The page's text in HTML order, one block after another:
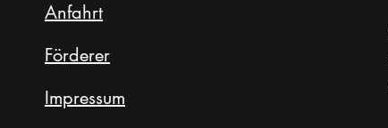
Anfahrt
Förderer
Impressum